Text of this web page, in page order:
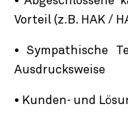
Vorteil (z.B. HAK /
• Sympathische
Ausdrucksweise
• Kunden- und